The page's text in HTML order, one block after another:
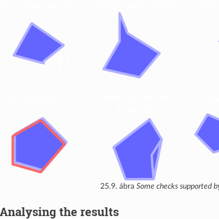
25.9. ábra Some checks supported
Analysing the results